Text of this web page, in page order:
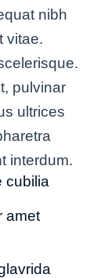
nibh
vitae.
pulvinar
ultrices
interdum.
cubilia
amet